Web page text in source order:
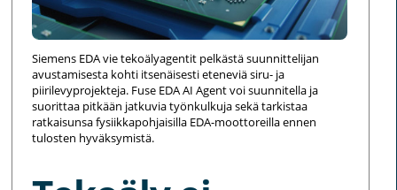
Siemens EDA vie tekoälyagentit pelkästä suunnittelijan
avustamisesta kohti itsenäisesti eteneviä siru- ja
piirilevyprojekteja. Fuse EDA AI Agent voi suunnitella ja
suorittaa pitkään jatkuvia työnkulkuja sekä tarkistaa
ratkaisunsa fysiikkapohjaisilla EDA-moottoreilla ennen
tulosten hyväksymistä.